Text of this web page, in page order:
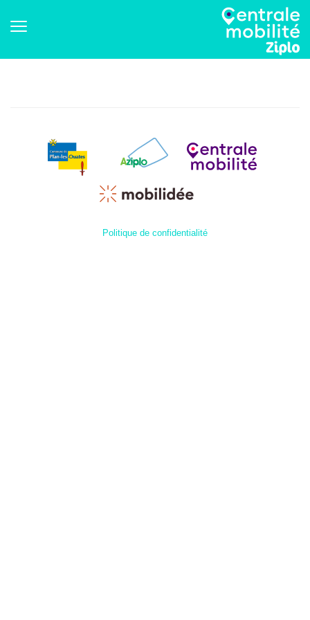
Politique de confidentialité